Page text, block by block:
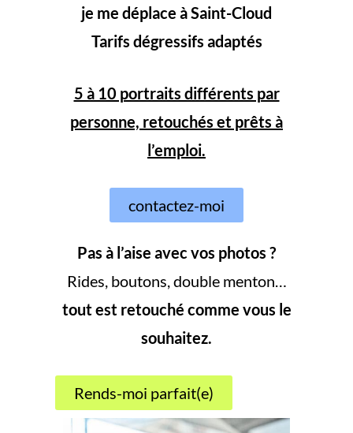
je me déplace à Saint-Cloud
Tarifs dégressifs adaptés
5 à 10 portraits différents par
personne, retouchés et prêts à
l’emploi.
contactez-moi
Pas à l’aise avec vos photos ?
Rides, boutons, double menton…
tout est retouché comme vous le
souhaitez.
Rends-moi parfait(e)